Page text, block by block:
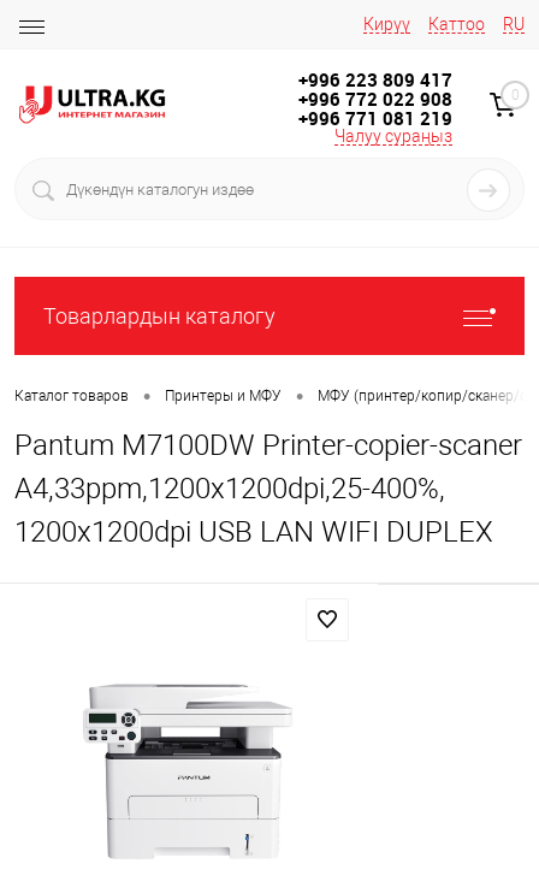
Кирүү Каттоо RU
+996 223 809 417
+996 772 022 908
+996 771 081 219
Чалуу сураңыз
0
Товарлардын каталогу
Каталог товаров • Принтеры и МФУ • МФУ (принтер/копир/сканер/
Pantum M7100DW Printer-copier-scaner
A4,33ppm,1200x1200dpi,25-400%,
1200x1200dpi USB LAN WIFI DUPLEX